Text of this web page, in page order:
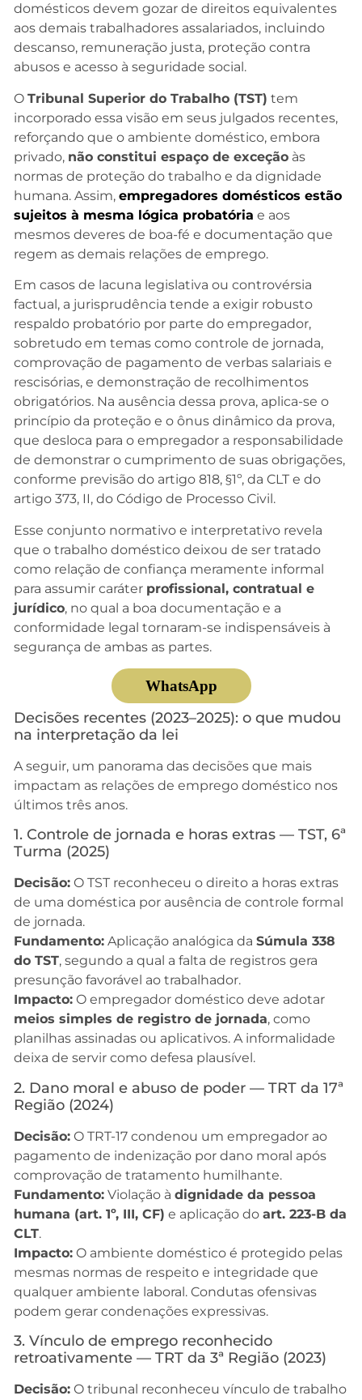
domésticos devem gozar de direitos equivalentes
aos demais trabalhadores assalariados, incluindo
descanso, remuneração justa, proteção contra
abusos e acesso à seguridade social.
O Tribunal Superior do Trabalho (TST) tem
incorporado essa visão em seus julgados recentes,
reforçando que o ambiente doméstico, embora
privado, não constitui espaço de exceção às
normas de proteção do trabalho e da dignidade
humana. Assim, empregadores domésticos estão
sujeitos à mesma lógica probatória e aos
mesmos deveres de boa-fé e documentação que
regem as demais relações de emprego.
Em casos de lacuna legislativa ou controvérsia
factual, a jurisprudência tende a exigir robusto
respaldo probatório por parte do empregador,
sobretudo em temas como controle de jornada,
comprovação de pagamento de verbas salariais e
rescisórias, e demonstração de recolhimentos
obrigatórios. Na ausência dessa prova, aplica-se o
princípio da proteção e o ônus dinâmico da prova,
que desloca para o empregador a responsabilidade
de demonstrar o cumprimento de suas obrigações,
conforme previsão do artigo 818, §1º, da CLT e do
artigo 373, II, do Código de Processo Civil.
Esse conjunto normativo e interpretativo revela
que o trabalho doméstico deixou de ser tratado
como relação de confiança meramente informal
para assumir caráter profissional, contratual e
jurídico, no qual a boa documentação e a
conformidade legal tornaram-se indispensáveis à
segurança de ambas as partes.
WhatsApp
Decisões recentes (2023–2025): o que mudou
na interpretação da lei
A seguir, um panorama das decisões que mais
impactam as relações de emprego doméstico nos
últimos três anos.
1. Controle de jornada e horas extras — TST, 6ª
Turma (2025)
Decisão: O TST reconheceu o direito a horas extras
de uma doméstica por ausência de controle formal
de jornada.
Fundamento: Aplicação analógica da Súmula 338
do TST, segundo a qual a falta de registros gera
presunção favorável ao trabalhador.
Impacto: O empregador doméstico deve adotar
meios simples de registro de jornada, como
planilhas assinadas ou aplicativos. A informalidade
deixa de servir como defesa plausível.
2. Dano moral e abuso de poder — TRT da 17ª
Região (2024)
Decisão: O TRT-17 condenou um empregador ao
pagamento de indenização por dano moral após
comprovação de tratamento humilhante.
Fundamento: Violação à dignidade da pessoa
humana (art. 1º, III, CF) e aplicação do art. 223-B da
CLT.
Impacto: O ambiente doméstico é protegido pelas
mesmas normas de respeito e integridade que
qualquer ambiente laboral. Condutas ofensivas
podem gerar condenações expressivas.
3. Vínculo de emprego reconhecido
retroativamente — TRT da 3ª Região (2023)
Decisão: O tribunal reconheceu vínculo de trabalho